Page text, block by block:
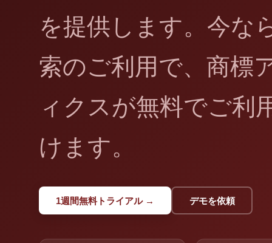
を提供します。今な
索のご利用で、商標
ィクスが無料でご利
けます。
1週間無料トライアル → デモを依頼